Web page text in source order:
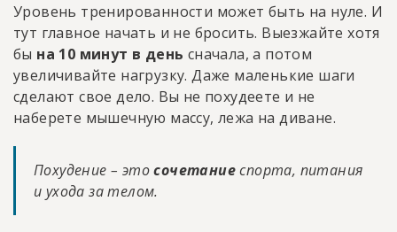
Уровень тренированности может быть на нуле. И
тут главное начать и не бросить. Выезжайте хотя
бы на 10 минут в день сначала, а потом
увеличивайте нагрузку. Даже маленькие шаги
сделают свое дело. Вы не похудеете и не
наберете мышечную массу, лежа на диване.
Похудение – этосочетаниеспорта, питания
и ухода за телом.